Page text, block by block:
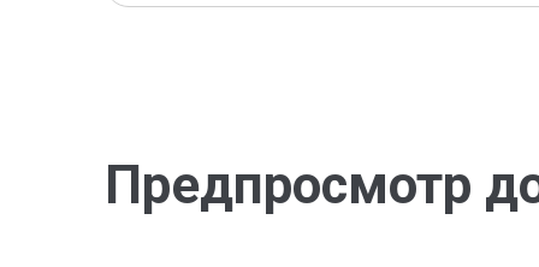
Предпросмотр